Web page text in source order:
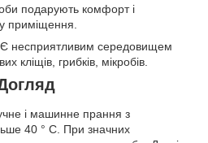
подарують комфорт і
приміщення.
Є несприятливим середовищем
кліщів, грибків, мікробів.
і машинне прання з
40 ° C. При значних